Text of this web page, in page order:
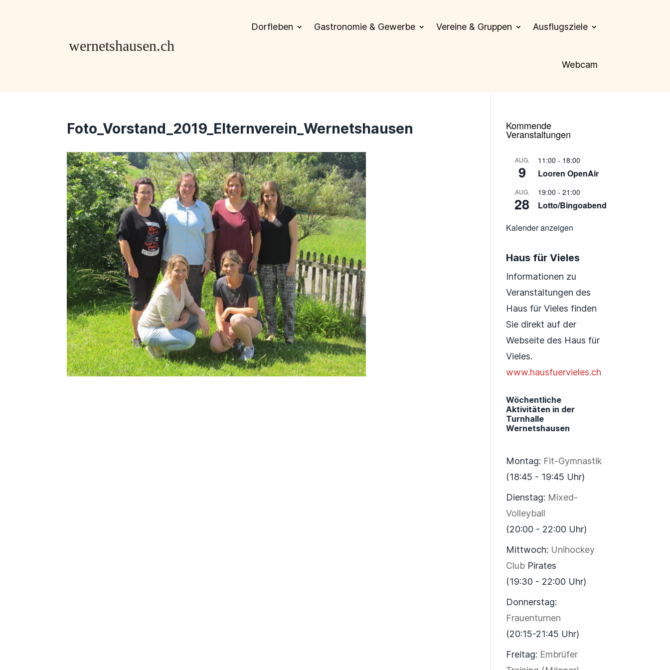
Dorfleben Gastronomie & Gewerbe Vereine & Gruppen Ausflugsziele
Webcam
Foto_Vorstand_2019_Elternverein_Wernetshausen Kommende
Veranstaltungen
AUG.
9
11:00 - 18:00
Looren OpenAir
AUG.
28
19:00 -21:00
Lotto/Bingoabend
Kalender anzeigen
Haus für Vieles
Informationen zu
Veranstaltungen des
Haus für Vieles finden
Sie direkt auf der
Webseite des Haus für
Vieles.
www.hausfuervieles.ch
Wöchentliche
Aktivitäten in der
Turnhalle
Wernetshausen
Montag: Fit-Gymnastik
(18:45 - 19:45 Uhr)
Dienstag: Mixed-
Volleyball
(20:00 - 22:00 Uhr)
Mittwoch: Unihockey
Club Pirates
(19:30 - 22:00 Uhr)
Donnerstag:
Frauenturnen
(20:15-21:45 Uhr)
Freitag: Embrüfer